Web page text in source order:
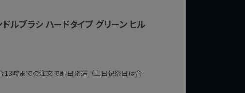
ルブラシ ハードタイプ グリーン ヒル
13時までの注文で即日発送（土日祝祭日は含